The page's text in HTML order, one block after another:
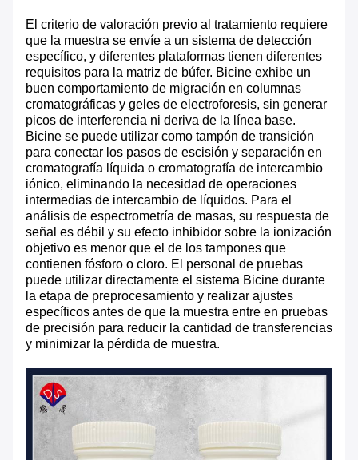
El criterio de valoración previo al tratamiento requiere
que la muestra se envíe a un sistema de detección
específico, y diferentes plataformas tienen diferentes
requisitos para la matriz de búfer. Bicine exhibe un
buen comportamiento de migración en columnas
cromatográficas y geles de electroforesis, sin generar
picos de interferencia ni deriva de la línea base.
Bicine se puede utilizar como tampón de transición
para conectar los pasos de escisión y separación en
cromatografía líquida o cromatografía de intercambio
iónico, eliminando la necesidad de operaciones
intermedias de intercambio de líquidos. Para el
análisis de espectrometría de masas, su respuesta de
señal es débil y su efecto inhibidor sobre la ionización
objetivo es menor que el de los tampones que
contienen fósforo o cloro. El personal de pruebas
puede utilizar directamente el sistema Bicine durante
la etapa de preprocesamiento y realizar ajustes
específicos antes de que la muestra entre en pruebas
de precisión para reducir la cantidad de transferencias
y minimizar la pérdida de muestra.